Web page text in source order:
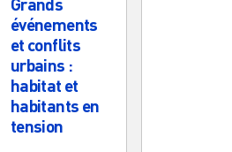
événements
et conflits
urbains :
habitat et
habitants en
tension